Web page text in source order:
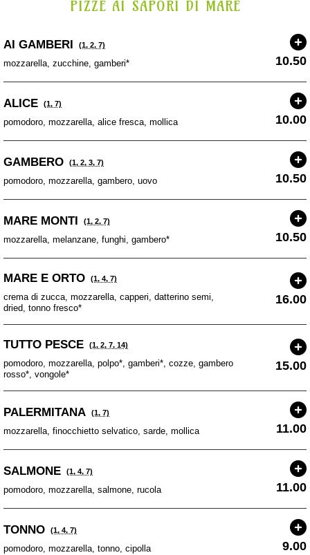
PIZZE AI SAPORI DI MARE
AI GAMBERI (1, 2, 7)
mozzarella, zucchine, gamberi* 10.50
ALICE (1, 7)
pomodoro, mozzarella, alice fresca, mollica 10.00
GAMBERO (1, 2, 3, 7)
pomodoro, mozzarella, gambero, uovo 10.50
MARE MONTI (1, 2, 7)
mozzarella, melanzane, funghi, gambero* 10.50
MARE E ORTO (1, 4, 7)
crema di zucca, mozzarella, capperi, datterino semi,
dried, tonno fresco*
16.00
TUTTO PESCE (1, 2, 7, 14)
pomodoro, mozzarella, polpo*, gamberi*, cozze, gambero
rosso*, vongole*
15.00
PALERMITANA (1, 7)
mozzarella, finocchietto selvatico, sarde, mollica 11.00
SALMONE (1, 4, 7)
pomodoro, mozzarella, salmone, rucola 11.00
TONNO (1, 4, 7)
pomodoro, mozzarella, tonno, cipolla 9.00